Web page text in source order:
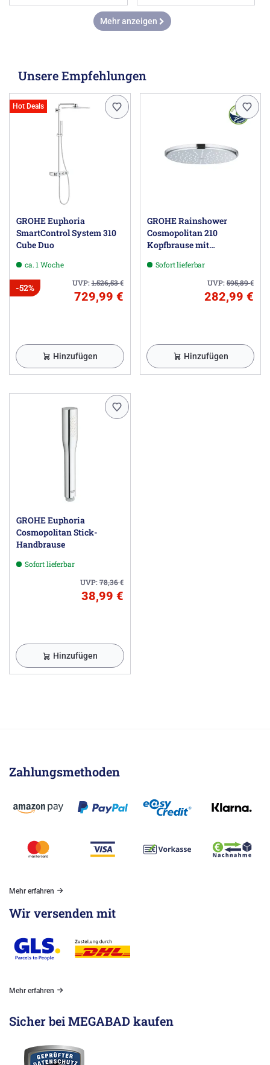
Mehr anzeigen
Unsere Empfehlungen
Hot Deals
GROHE Euphoria
SmartControl System 310
Cube Duo
ca. 1 Woche
UVP:1.526,53€
-52%
729,99 €
Hinzufügen
GROHE Rainshower
Cosmopolitan 210
Kopfbrause mit
Sofort lieferbar
UVP:595,89€
282,99 €
Hinzufügen
GROHE Euphoria
Cosmopolitan Stick-
Handbrause
Sofort lieferbar
UVP:78,36€
38,99 €
Hinzufügen
Zahlungsmethoden
Mehr erfahren
Wir versenden mit
Mehr erfahren
Sicher bei MEGABAD kaufen